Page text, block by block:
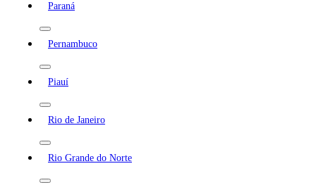
Paraná
Pernambuco
Piauí
Rio de Janeiro
Rio Grande do Norte